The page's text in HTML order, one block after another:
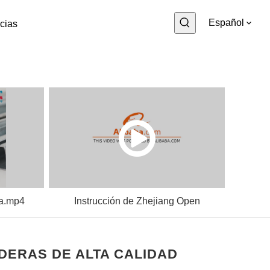
Español
Instrucción de Zhejiang Open
Company
DE ALTA CALIDAD